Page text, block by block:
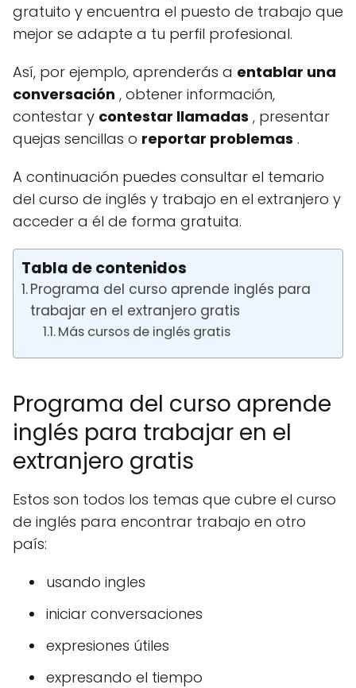
gratuito y encuentra el puesto de trabajo que
mejor se adapte a tu perfil profesional.
Así, por ejemplo, aprenderás a entablar una
conversación , obtener información,
contestar y contestar llamadas , presentar
quejas sencillas o reportar problemas .
A continuación puedes consultar el temario
del curso de inglés y trabajo en el extranjero y
acceder a él de forma gratuita.
Tabla de contenidos
Programa del curso aprende inglés para
trabajar en el extranjero gratis
Más cursos de inglés gratis
Programa del curso aprende
inglés para trabajar en el
extranjero gratis
Estos son todos los temas que cubre el curso
de inglés para encontrar trabajo en otro
país:
usando ingles
iniciar conversaciones
expresiones útiles
expresando el tiempo